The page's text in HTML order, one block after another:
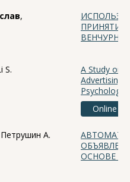
,
S.
A Study on
Advertising
Online
А.
ОСНОВЕ